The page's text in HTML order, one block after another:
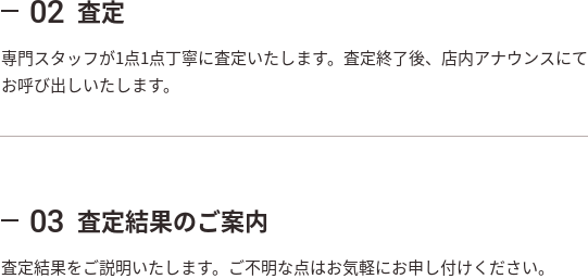
02 査定
専門スタッフが1点1点丁寧に査定いたします。査定終了後、店内アナウンスにて
お呼び出しいたします。
03 査定結果のご案内
査定結果をご説明いたします。ご不明な点はお気軽にお申し付けください。